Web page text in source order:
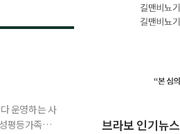
운영하는 사
평등가족부
브라보 인기뉴스